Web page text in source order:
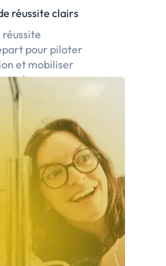
réussite clairs
pour piloter
et mobiliser
au bon